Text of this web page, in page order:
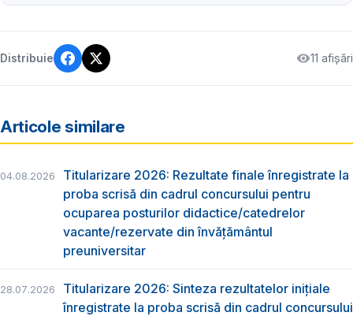
Distribuie 11 afișări
Articole similare
04.08.2026
Titularizare 2026: Rezultate finale înregistrate la
proba scrisă din cadrul concursului pentru
ocuparea posturilor didactice/catedrelor
vacante/rezervate din învăţământul
preuniversitar
28.07.2026
Titularizare 2026: Sinteza rezultatelor inițiale
înregistrate la proba scrisă din cadrul concursului